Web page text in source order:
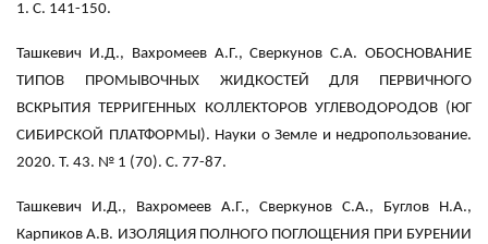
1. С. 141-150.
Ташкевич И.Д., Вахромеев А.Г., Сверкунов С.А. ОБОСНОВАНИЕ
ТИПОВ ПРОМЫВОЧНЫХ ЖИДКОСТЕЙ ДЛЯ ПЕРВИЧНОГО
ВСКРЫТИЯ ТЕРРИГЕННЫХ КОЛЛЕКТОРОВ УГЛЕВОДОРОДОВ (ЮГ
СИБИРСКОЙ ПЛАТФОРМЫ). Науки о Земле и недропользование.
2020. Т. 43. № 1 (70). С. 77-87.
Ташкевич И.Д., Вахромеев А.Г., Сверкунов С.А., Буглов Н.А.,
Карпиков А.В. ИЗОЛЯЦИЯ ПОЛНОГО ПОГЛОЩЕНИЯ ПРИ БУРЕНИИ